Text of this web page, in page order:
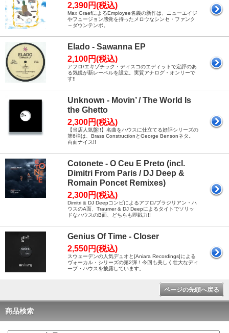
2,390円(税込)
Max GraefによるEmployee名義の新作は、ニューエイジ
やフュージョン感覚を持ったメロウなシンセ・ファンク
～ダウンテンポ。
Elado - Sawanna EP
2,100円(税込)
アフロ/エキゾチック・ディスコのエディットで定評のあ
る気鋭が新レーベルを設立。実質アナログ・オンリーで
す!!
Unknown - Movin’ / The World Is
the Ghetto
2,300円(税込)
【当店人気盤!!】名曲をハウスに仕立てる好評シリーズの
第6弾は、Brass ConstructionとGeorge Bensonネタ。
両面ナイス!!
Cotonete - O Ceu E Preto (incl.
Dimitri From Paris / DJ Deep &
Romain Poncet Remixes)
2,300円(税込)
Dimitri & DJ Deepコンビによるアフロ/ブラジリアン・ハ
ウスのA面、Traumer & DJ Deepによるタイトでソリッ
ドなハウスのB面、どちらも即戦力!!
Genius Of Time - Closer
2,550円(税込)
スウェーデンの人気デュオと[Aniara Recordings]による
ヴォーカル・シリーズの第2弾！今回も美しく壮大なディ
ープ・ハウスを披露しています。
ページの先頭へ戻る
商品検索